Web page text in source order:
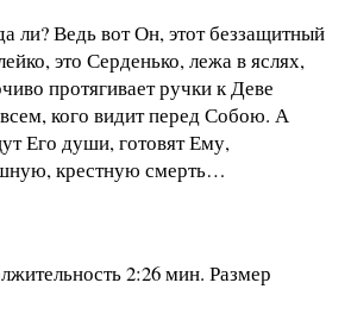
ли? Ведь вот Он, этот беззащитный
это Серденько, лежа в яслях,
протягивает ручки к Деве
кого видит перед Собою. А
Его души, готовят Ему,
крестную смерть…
2:26 мин. Размер